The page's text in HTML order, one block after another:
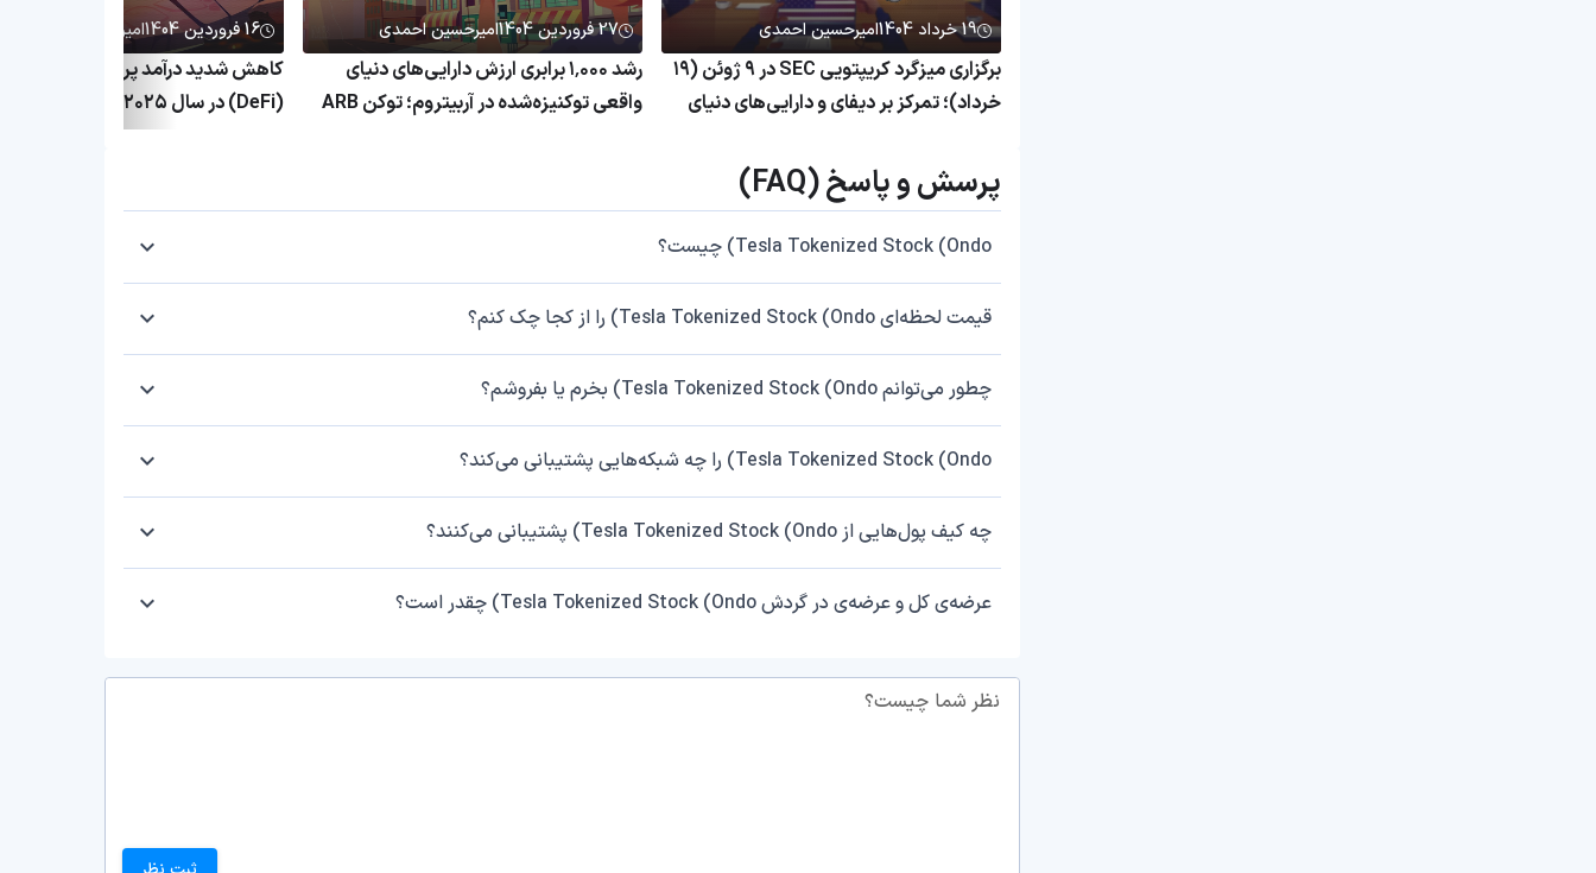
19 خرداد 1404 امیرحسین احمدی
برگزاری میزگرد کریپتویی SEC در ۹ ژوئن (۱۹
خرداد)؛ تمرکز بر دیفای و دارایی‌های دنیای
27 فروردین 1404 امیرحسین احمدی
رشد ۱٬۰۰۰ برابری ارزش دارایی‌های دنیای
واقعی توکنیزه‌شده در آربیتروم؛ توکن ARB
16 فروردین 1404 امیرحسین احمدی
کاهش شدید درآمد پروتکل‌های دیفای
غیرمتمرکز ادامه دارد
پرسش و پاسخ (FAQ)
Tesla Tokenized Stock (Ondo) چیست؟
قیمت لحظه‌ای Tesla Tokenized Stock (Ondo) را از کجا چک کنم؟
چطور می‌توانم Tesla Tokenized Stock (Ondo) بخرم یا بفروشم؟
Tesla Tokenized Stock (Ondo) را چه شبکه‌هایی پشتیبانی می‌کند؟
چه کیف پول‌هایی از Tesla Tokenized Stock (Ondo) پشتیبانی می‌کنند؟
عرضه‌ی کل و عرضه‌ی در گردش Tesla Tokenized Stock (Ondo) چقدر است؟
نظر شما چیست؟